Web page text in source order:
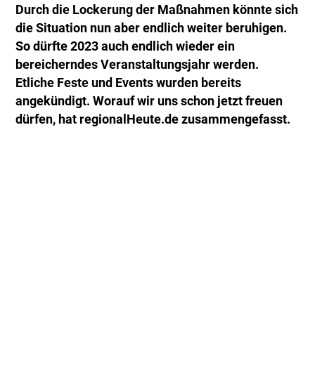
Durch die Lockerung der Maßnahmen könnte sich
die Situation nun aber endlich weiter beruhigen.
So dürfte 2023 auch endlich wieder ein
bereicherndes Veranstaltungsjahr werden.
Etliche Feste und Events wurden bereits
angekündigt. Worauf wir uns schon jetzt freuen
dürfen, hat regionalHeute.de zusammengefasst.